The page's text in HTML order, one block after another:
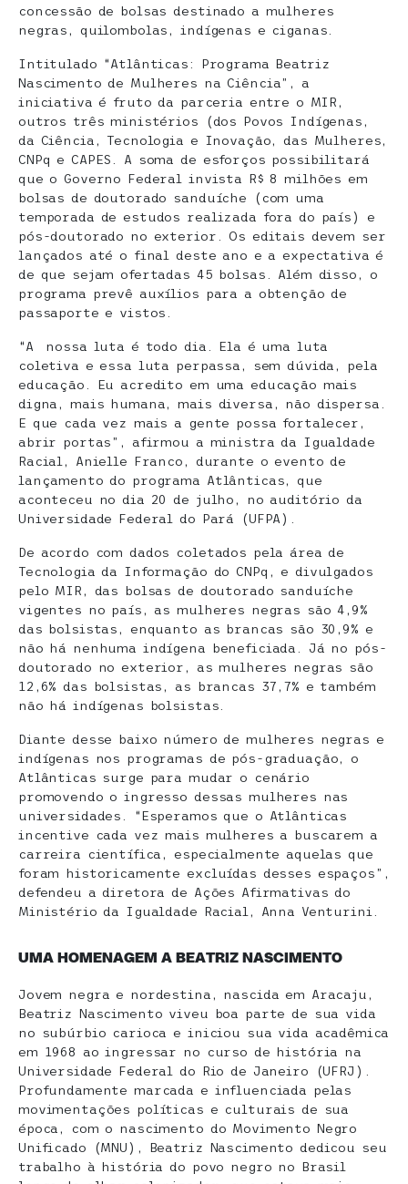
concessão de bolsas destinado a mulheres
negras, quilombolas, indígenas e ciganas.
Intitulado “Atlânticas: Programa Beatriz
Nascimento de Mulheres na Ciência”, a
iniciativa é fruto da parceria entre o MIR,
outros três ministérios (dos Povos Indígenas,
da Ciência, Tecnologia e Inovação, das Mulheres,
CNPq e CAPES. A soma de esforços possibilitará
que o Governo Federal invista R$ 8 milhões em
bolsas de doutorado sanduíche (com uma
temporada de estudos realizada fora do país) e
pós-doutorado no exterior. Os editais devem ser
lançados até o final deste ano e a expectativa é
de que sejam ofertadas 45 bolsas. Além disso, o
programa prevê auxílios para a obtenção de
passaporte e vistos.
“A nossa luta é todo dia. Ela é uma luta
coletiva e essa luta perpassa, sem dúvida, pela
educação. Eu acredito em uma educação mais
digna, mais humana, mais diversa, não dispersa.
E que cada vez mais a gente possa fortalecer,
abrir portas”, afirmou a ministra da Igualdade
Racial, Anielle Franco, durante o evento de
lançamento do programa Atlânticas, que
aconteceu no dia 20 de julho, no auditório da
Universidade Federal do Pará (UFPA).
De acordo com dados coletados pela área de
Tecnologia da Informação do CNPq, e divulgados
pelo MIR, das bolsas de doutorado sanduíche
vigentes no país, as mulheres negras são 4,9%
das bolsistas, enquanto as brancas são 30,9% e
não há nenhuma indígena beneficiada. Já no pós-
doutorado no exterior, as mulheres negras são
12,6% das bolsistas, as brancas 37,7% e também
não há indígenas bolsistas.
Diante desse baixo número de mulheres negras e
indígenas nos programas de pós-graduação, o
Atlânticas surge para mudar o cenário
promovendo o ingresso dessas mulheres nas
universidades. “Esperamos que o Atlânticas
incentive cada vez mais mulheres a buscarem a
carreira científica, especialmente aquelas que
foram historicamente excluídas desses espaços”,
defendeu a diretora de Ações Afirmativas do
Ministério da Igualdade Racial, Anna Venturini.
UMA HOMENAGEM A BEATRIZ NASCIMENTO
Jovem negra e nordestina, nascida em Aracaju,
Beatriz Nascimento viveu boa parte de sua vida
no subúrbio carioca e iniciou sua vida acadêmica
em 1968 ao ingressar no curso de história na
Universidade Federal do Rio de Janeiro (UFRJ).
Profundamente marcada e influenciada pelas
movimentações políticas e culturais de sua
época, com o nascimento do Movimento Negro
Unificado (MNU), Beatriz Nascimento dedicou seu
trabalho à história do povo negro no Brasil